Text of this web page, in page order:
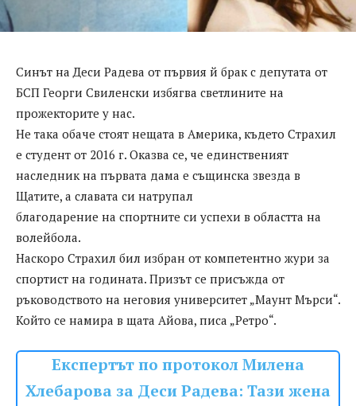
Синът на Деси Радева от първия й брак с депутата от
БСП Георги Свиленски избягва светлините на
прожекторите у нас.
Не така обаче стоят нещата в Америка, където Страхил
е студент от 2016 г. Оказва се, че единственият
наследник на първата дама е същинска звезда в
Щатите, а славата си натрупал
благодарение на спортните си успехи в областта на
волейбола.
Наскоро Страхил бил избран от компетентно жури за
спортист на годината. Призът се присъжда от
ръководството на неговия университет „Маунт Мърси“.
Който се намира в щата Айова, писа „Ретро“.
Експертът по протокол Милена
Хлебарова за Деси Радева: Тази жена